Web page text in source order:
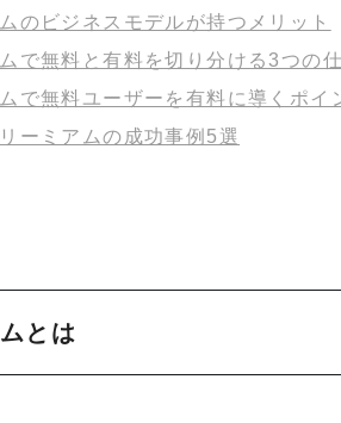
のビジネスモデルが持つメリット
で無料と有料を切り分ける3つの
で無料ユーザーを有料に導くポイ
ーミアムの成功事例5選
とは